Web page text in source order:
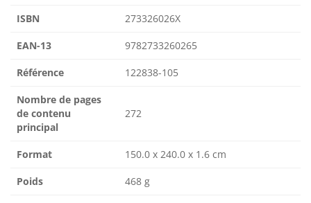
ISBN 273326026X
EAN-13 9782733260265
Référence 122838-105
Nombre de pages
de contenu
principal
272
Format 150.0 x 240.0 x 1.6 cm
Poids 468 g